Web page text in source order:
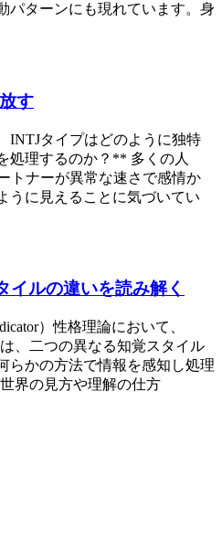
パターンにも現れています。身
す
INTJタイプはどのように独特
処理するのか？** 多くの人
トナーが異常な速さで感情か
うに見えることに気づいてい
ルの違いを読み解く
）性格理論において、
、二つの異なる知覚スタイル
らかの方法で情報を感知し処理
界の見方や理解の仕方